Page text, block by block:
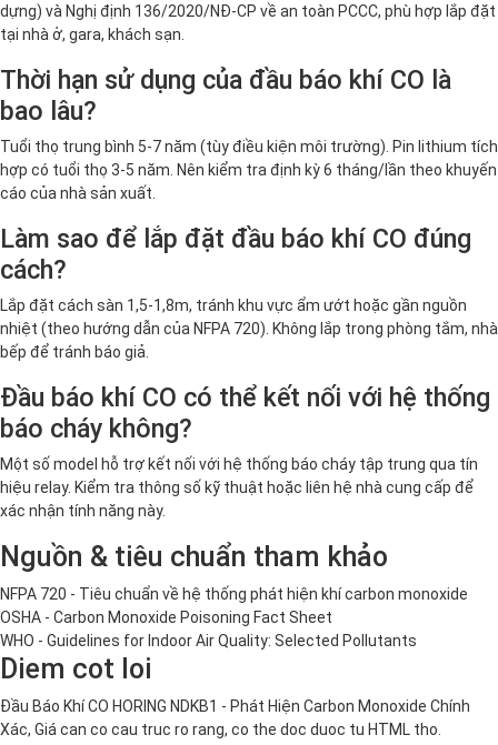
dựng) và Nghị định 136/2020/NĐ-CP về an toàn PCCC, phù hợp lắp đặt
tại nhà ở, gara, khách sạn.
Thời hạn sử dụng của đầu báo khí CO là
bao lâu?
Tuổi thọ trung bình 5-7 năm (tùy điều kiện môi trường). Pin lithium tích
hợp có tuổi thọ 3-5 năm. Nên kiểm tra định kỳ 6 tháng/lần theo khuyến
cáo của nhà sản xuất.
Làm sao để lắp đặt đầu báo khí CO đúng
cách?
Lắp đặt cách sàn 1,5-1,8m, tránh khu vực ẩm ướt hoặc gần nguồn
nhiệt (theo hướng dẫn của NFPA 720). Không lắp trong phòng tắm, nhà
bếp để tránh báo giả.
Đầu báo khí CO có thể kết nối với hệ thống
báo cháy không?
Một số model hỗ trợ kết nối với hệ thống báo cháy tập trung qua tín
hiệu relay. Kiểm tra thông số kỹ thuật hoặc liên hệ nhà cung cấp để
xác nhận tính năng này.
Nguồn & tiêu chuẩn tham khảo
NFPA 720 - Tiêu chuẩn về hệ thống phát hiện khí carbon monoxide
OSHA - Carbon Monoxide Poisoning Fact Sheet
WHO - Guidelines for Indoor Air Quality: Selected Pollutants
Diem cot loi
Đầu Báo Khí CO HORING NDKB1 - Phát Hiện Carbon Monoxide Chính
Xác, Giá can co cau truc ro rang, co the doc duoc tu HTML tho.